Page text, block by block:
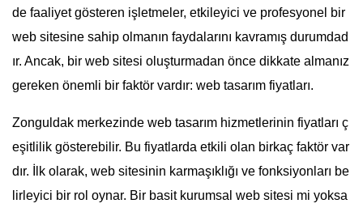
de faaliyet gösteren işletmeler, etkileyici ve profesyonel bir
web sitesine sahip olmanın faydalarını kavramış durumdad
ır. Ancak, bir web sitesi oluşturmadan önce dikkate almanız
gereken önemli bir faktör vardır: web tasarım fiyatları.
Zonguldak merkezinde web tasarım hizmetlerinin fiyatları ç
eşitlilik gösterebilir. Bu fiyatlarda etkili olan birkaç faktör var
dır. İlk olarak, web sitesinin karmaşıklığı ve fonksiyonları be
lirleyici bir rol oynar. Bir basit kurumsal web sitesi mi yoksa